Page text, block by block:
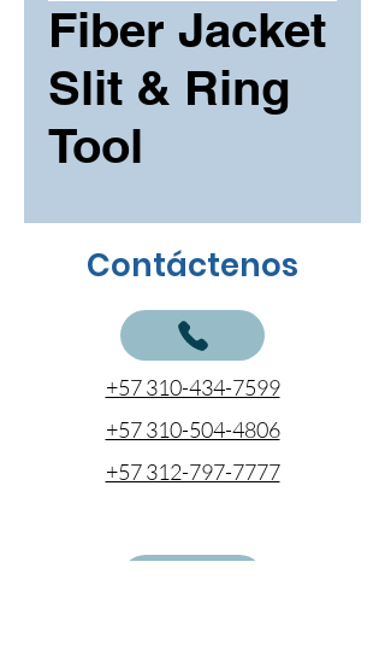
Fiber Jacket
Slit & Ring
Tool
Contáctenos
+57 310-434-7599
+57 310-504-4806
+57 312-797-7777